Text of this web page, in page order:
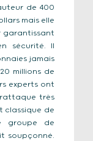
de 400
mais elle
garantissant
sécurité. Il
jamais
millions de
experts ont
très
classique de
groupe de
soupçonné.